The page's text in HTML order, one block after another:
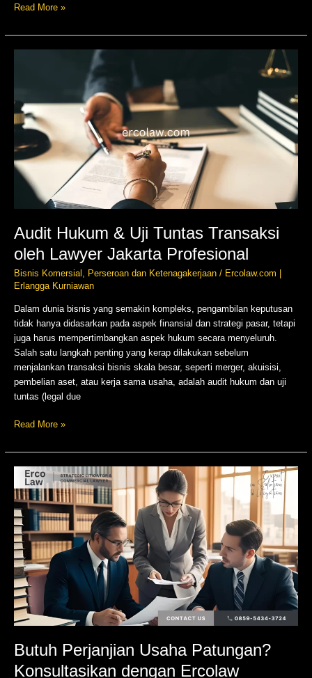
Read More »
Audit Hukum & Uji Tuntas Transaksi
oleh Lawyer Jakarta Profesional
Bisnis Komersial , Perseroan dan Ketenagakerjaan/ Ercolaw.com |
Erlangga Kurniawan
Dalam dunia bisnis yang semakin kompleks, pengambilan keputusan
tidak hanya didasarkan pada aspek finansial dan strategi pasar, tetapi
juga harus mempertimbangkan aspek hukum secara menyeluruh.
Salah satu langkah penting yang kerap dilakukan sebelum
menjalankan transaksi bisnis skala besar, seperti merger, akuisisi,
pembelian aset, atau kerja sama usaha, adalah audit hukum dan uji
tuntas (legal due
Uji
Tuntas
Transaksi
oleh
Lawyer
Jakarta
Profesional
Read More »
Butuh Perjanjian Usaha Patungan?
Konsultasikan dengan Ercolaw
Butuh
Perjanjian
Usaha
Patungan?
Konsultasikan
dengan
Ercolaw